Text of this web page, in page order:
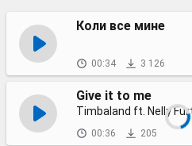
Коли все мине
00:34 3 126
Give it to me
00:36 205